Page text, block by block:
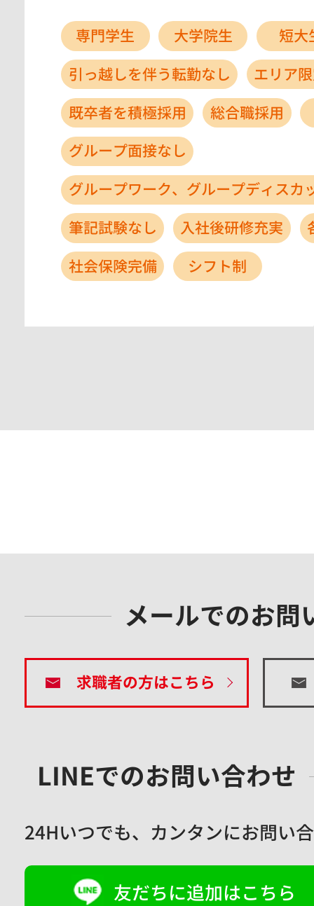
専門学生 大学院生
短大
引っ越しを伴う転勤なし
エリア
既卒者を積極採用
総合職採用
グループ面接なし
グループワーク、グループディスカ
筆記試験なし
入社後研修充実
社会保険完備
シフト制
メールでのお問
求職者の方はこちら
LINEでのお問い合わせ
24Hいつでも、 カンタンにお問い
友だちに追加はこちら